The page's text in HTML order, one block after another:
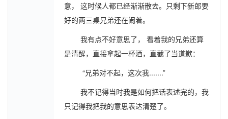
意， 这时候人都已经渐渐散去。只剩下新郎要
好的两三桌兄弟还在闹着。
我有点不好意思了， 看着我的兄弟还算
是清醒，直接拿起一杯酒，直截了当道歉：
“兄弟对不起，这次我.......”
我不记得当时我是如何把话表述完的，我
只记得我把我的意思表达清楚了。